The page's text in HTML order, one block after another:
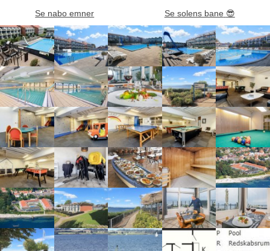
Se nabo emner Se solens bane 😎